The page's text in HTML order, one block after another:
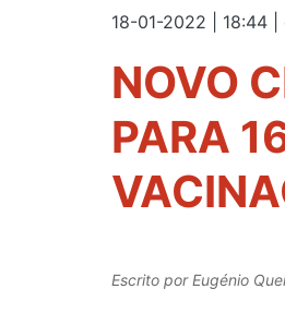
18-01-2022 | 18:44
NOVO
PARA
Escrito porEugénio